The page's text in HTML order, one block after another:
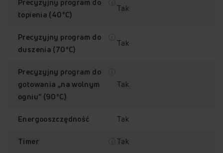
zawartość.
Liczba pól grzejnych: 4
Childlock
Stabilna moc grzania
Timer dla każdego pola
Poznaj najważniejsze funkcje płyty
PIH6540PHTULN 3.0
Precyzyjny program do
topienia (40°C)
Tak
Precyzyjny program do
duszenia (70°C)
Tak
Precyzyjny program do
gotowania „na wolnym
ogniu” (90°C)
Tak
Energooszczędność Tak
Timer Tak